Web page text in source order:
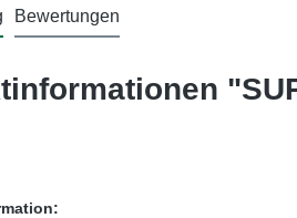
Bewertungen